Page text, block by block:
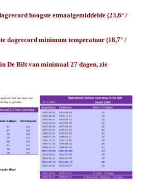
hoogste etmaalgemiddelde (23,6° /
dagrecord minimum temperatuur (18,7° /
De Bilt van minimaal 27 dagen, zie